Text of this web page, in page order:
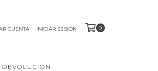
CUENTA INICIAR SESIÓN 0